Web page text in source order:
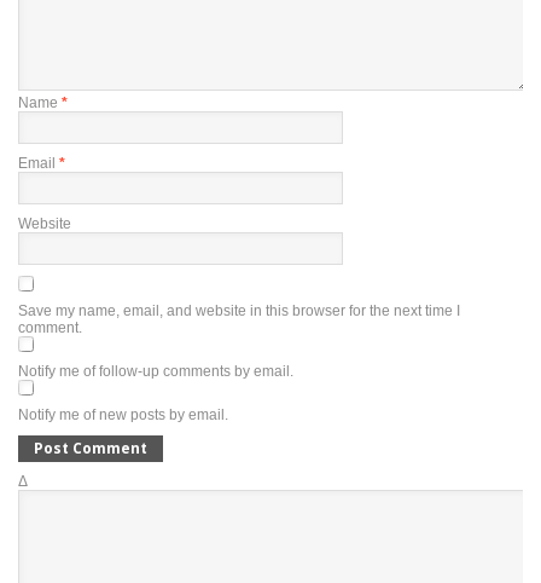
Name *
Email *
Website
Save my name, email, and website in this browser for the next time I
comment.
Notify me of follow-up comments by email.
Notify me of new posts by email.
Δ